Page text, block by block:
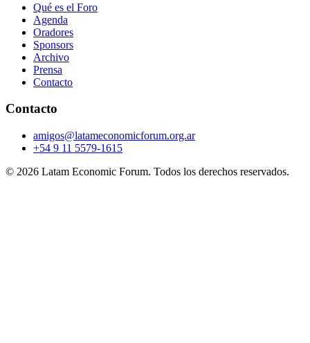
Qué es el Foro
Agenda
Oradores
Sponsors
Archivo
Prensa
Contacto
Contacto
amigos@latameconomicforum.org.ar
+54 9 11 5579-1615
© 2026 Latam Economic Forum. Todos los derechos reservados.